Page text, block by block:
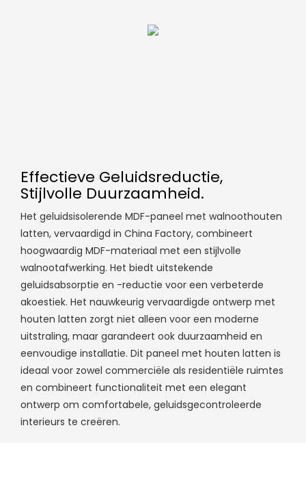
Effectieve Geluidsreductie,
Stijlvolle Duurzaamheid.
Het geluidsisolerende MDF-paneel met walnoothouten
latten, vervaardigd in China Factory, combineert
hoogwaardig MDF-materiaal met een stijlvolle
walnootafwerking. Het biedt uitstekende
geluidsabsorptie en -reductie voor een verbeterde
akoestiek. Het nauwkeurig vervaardigde ontwerp met
houten latten zorgt niet alleen voor een moderne
uitstraling, maar garandeert ook duurzaamheid en
eenvoudige installatie. Dit paneel met houten latten is
ideaal voor zowel commerciële als residentiële ruimtes
en combineert functionaliteit met een elegant
ontwerp om comfortabele, geluidsgecontroleerde
interieurs te creëren.